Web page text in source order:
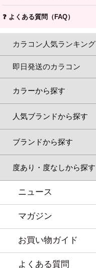
❓ よくある質問（FAQ）
カラコン人気ランキング
即日発送のカラコン
カラーから探す
人気ブランドから探す
ブランドから探す
度あり・度なしから探す
ニュース
マガジン
お買い物ガイド
よくある質問